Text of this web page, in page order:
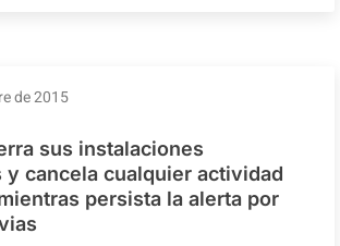
de 2015
sus instalaciones
y cancela cualquier actividad
persista la alerta por